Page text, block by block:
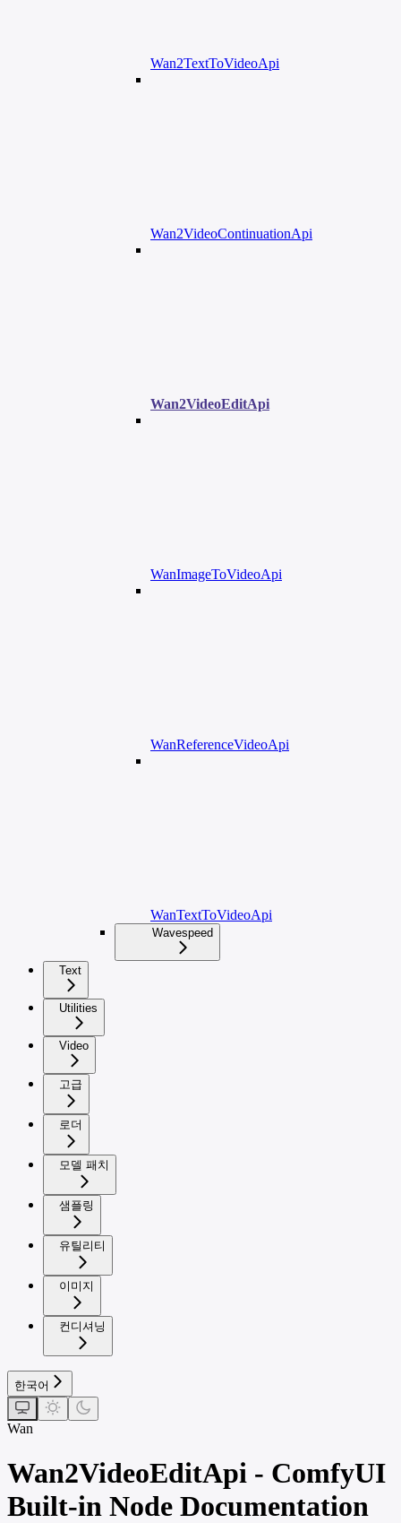
Wan2TextToVideoApi
Wan2VideoContinuationApi
Wan2VideoEditApi
WanImageToVideoApi
WanReferenceVideoApi
WanTextToVideoApi
Wavespeed
Text
Utilities
Video
고급
로더
모델 패치
샘플링
유틸리티
이미지
컨디셔닝
한국어
Wan
Wan2VideoEditApi - ComfyUI
Built-in Node Documentation